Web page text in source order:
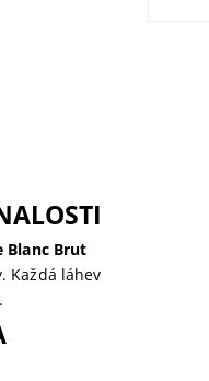
Blanc Brut
Každá láhev